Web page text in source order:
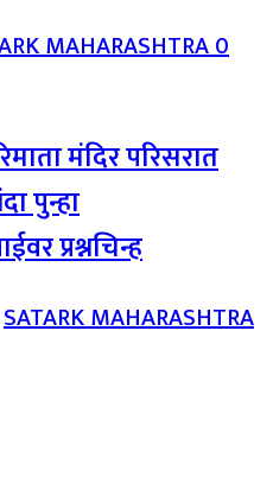
MAHARASHTRA0
मंदिर परिसरात
पुन्हा
प्रश्नचिन्ह
SATARK MAHARASHTRA